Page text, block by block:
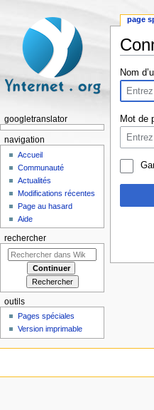
Nom
Mot de
page
googletranslator
navigation
Accueil
Communauté
Actualités
Modifications récentes
Page au hasard
Aide
rechercher
outils
Pages spéciales
Version imprimable